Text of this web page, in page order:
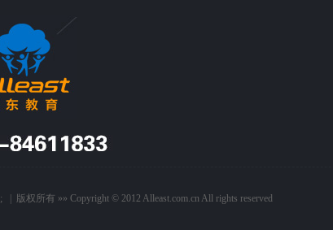
; | 版权所有 »» Copyright © 2012 Alleast.com.cn All rights reserved